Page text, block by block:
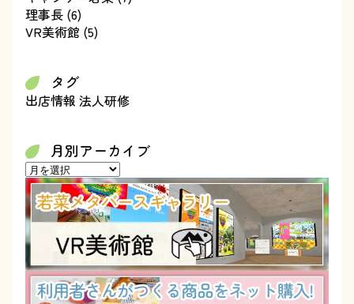
理事長 (6)
VR美術館 (5)
タグ
出店情報 法人研修
月別アーカイブ